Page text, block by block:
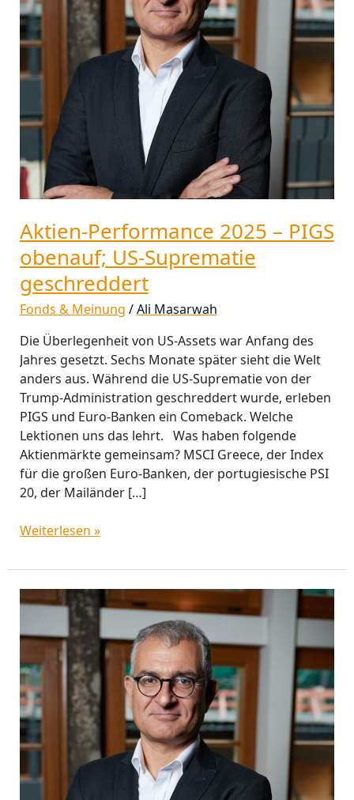
Aktien-Performance 2025 – PIGS
obenauf; US-Suprematie
geschreddert
Fonds & Meinung /Ali Masarwah
Die Überlegenheit von US-Assets war Anfang des
Jahres gesetzt. Sechs Monate später sieht die Welt
anders aus. Während die US-Suprematie von der
Trump-Administration geschreddert wurde, erleben
PIGS und Euro-Banken ein Comeback. Welche
Lektionen uns das lehrt. Was haben folgende
Aktienmärkte gemeinsam? MSCI Greece, der Index
für die großen Euro-Banken, der portugiesische PSI
20, der Mailänder […]
US-
Suprematie
geschreddert
Weiterlesen »
Warum
Optimismus
Rendite